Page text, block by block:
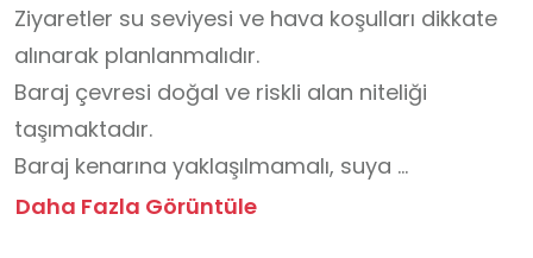
Ziyaretler su seviyesi ve hava koşulları dikkate
alınarak planlanmalıdır.
Baraj çevresi doğal ve riskli alan niteliği
taşımaktadır.
Baraj kenarına yaklaşılmamalı, suya
girilmemelidir.
Daha Fazla Görüntüle